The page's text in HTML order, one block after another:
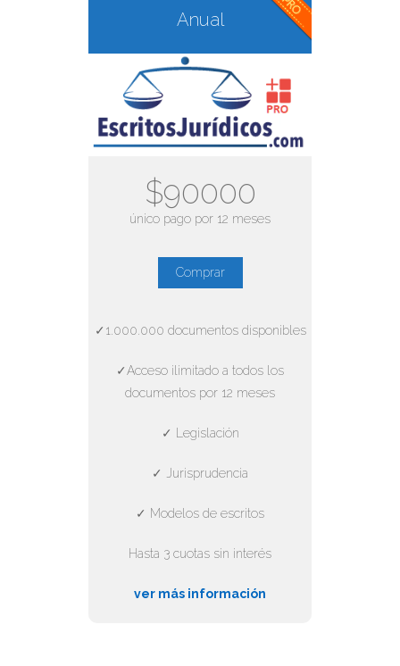
Anual
$90000
único pago por 12 meses
Comprar
✓1.000.000 documentos disponibles
✓Acceso ilimitado a todos los
documentos por 12 meses
✓ Legislación
✓ Jurisprudencia
✓ Modelos de escritos
Hasta 3 cuotas sin interés
ver más información